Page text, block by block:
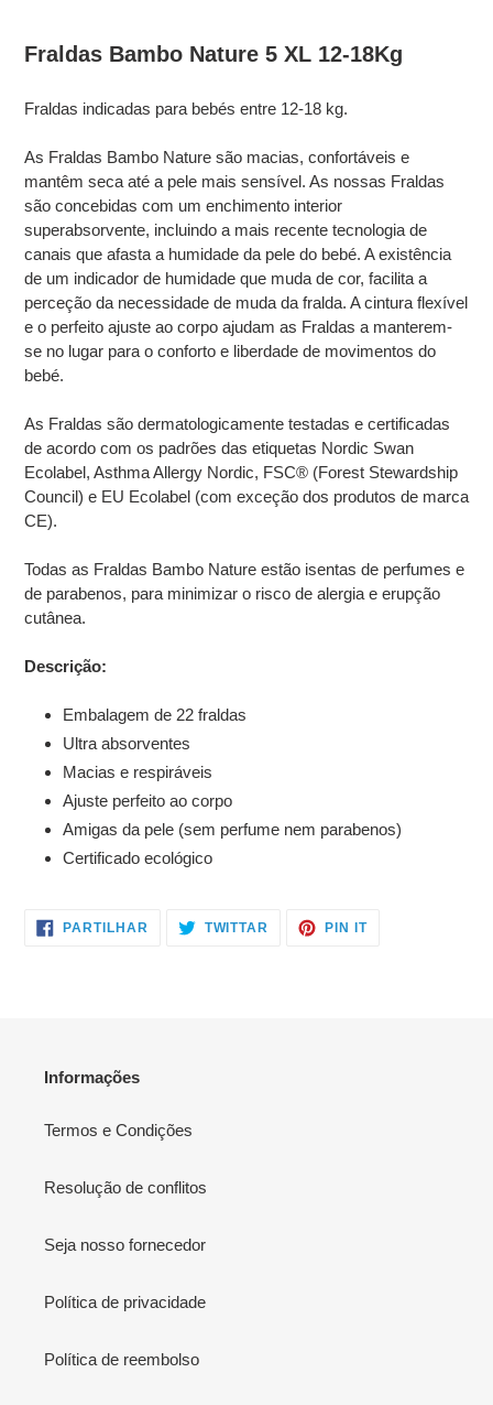
produto
seu
Fraldas Bambo Nature 5 XL 12-18Kg
Fraldas indicadas para bebés entre 12-18 kg.
As Fraldas Bambo Nature são macias, confortáveis e
mantêm seca até a pele mais sensível. As nossas Fraldas
são concebidas com um enchimento interior
superabsorvente, incluindo a mais recente tecnologia de
canais que afasta a humidade da pele do bebé. A existência
de um indicador de humidade que muda de cor, facilita a
perceção da necessidade de muda da fralda. A cintura flexível
e o perfeito ajuste ao corpo ajudam as Fraldas a manterem-
se no lugar para o conforto e liberdade de movimentos do
bebé.
As Fraldas são dermatologicamente testadas e certificadas
de acordo com os padrões das etiquetas Nordic Swan
Ecolabel, Asthma Allergy Nordic, FSC® (Forest Stewardship
Council) e EU Ecolabel (com exceção dos produtos de marca
CE).
Todas as Fraldas Bambo Nature estão isentas de perfumes e
de parabenos, para minimizar o risco de alergia e erupção
cutânea.
Descrição:
Embalagem de 22 fraldas
Ultra absorventes
Macias e respiráveis
Ajuste perfeito ao corpo
Amigas da pele (sem perfume nem parabenos)
Certificado ecológico
PARTILHAR PARTILHETWITTAR TWITTARPIN ITADICIONE
Informações
Termos e Condições
Resolução de conflitos
Seja nosso fornecedor
Política de privacidade
Política de reembolso